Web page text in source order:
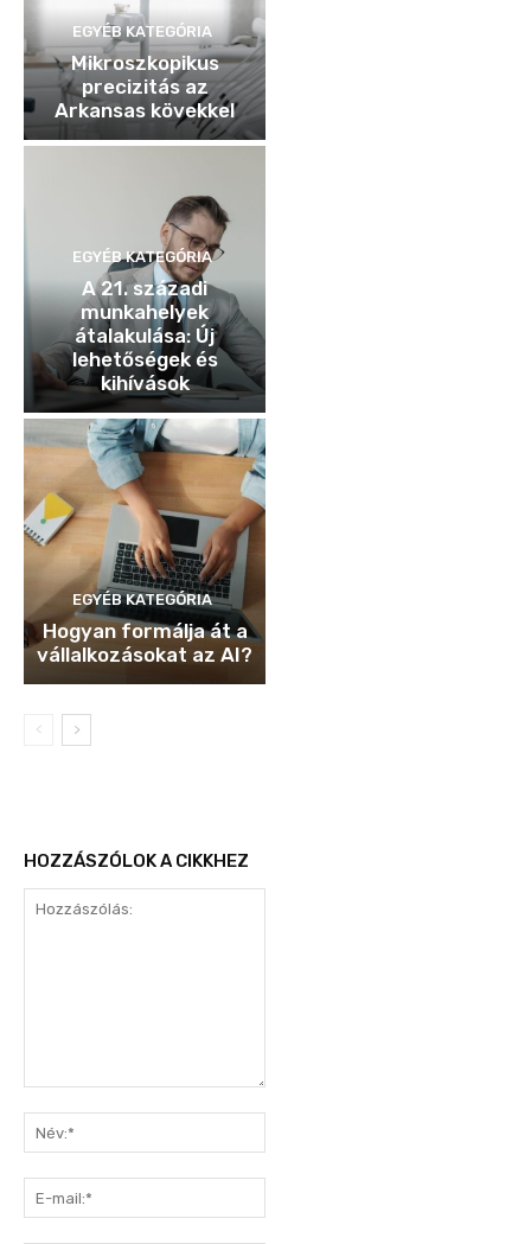
EGYÉB KATEGÓRIA
Mikroszkopikus
precizitás az
Arkansas kövekkel
EGYÉB KATEGÓRIA
A 21. századi
munkahelyek
átalakulása: Új
lehetőségek és
kihívások
EGYÉB KATEGÓRIA
Hogyan formálja át a
vállalkozásokat az AI?
HOZZÁSZÓLOK A CIKKHEZ
mail:*